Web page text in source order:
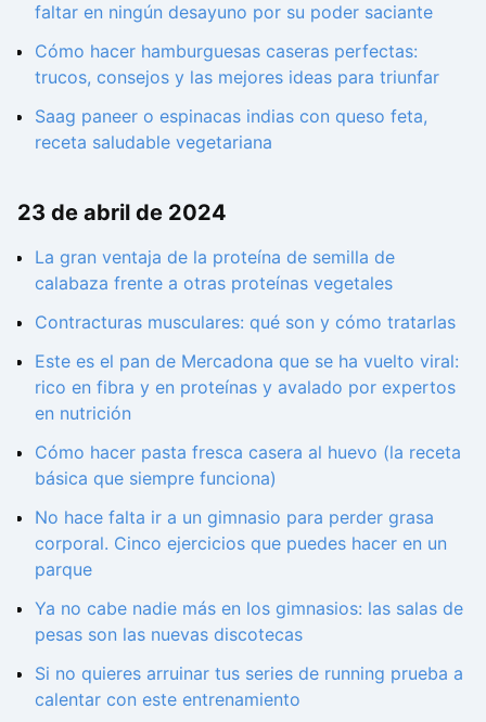
faltar en ningún desayuno por su poder saciante
Cómo hacer hamburguesas caseras perfectas:
trucos, consejos y las mejores ideas para triunfar
Saag paneer o espinacas indias con queso feta,
receta saludable vegetariana
23 de abril de 2024
La gran ventaja de la proteína de semilla de
calabaza frente a otras proteínas vegetales
Contracturas musculares: qué son y cómo tratarlas
Este es el pan de Mercadona que se ha vuelto viral:
rico en fibra y en proteínas y avalado por expertos
en nutrición
Cómo hacer pasta fresca casera al huevo (la receta
básica que siempre funciona)
No hace falta ir a un gimnasio para perder grasa
corporal. Cinco ejercicios que puedes hacer en un
parque
Ya no cabe nadie más en los gimnasios: las salas de
pesas son las nuevas discotecas
Si no quieres arruinar tus series de running prueba a
calentar con este entrenamiento